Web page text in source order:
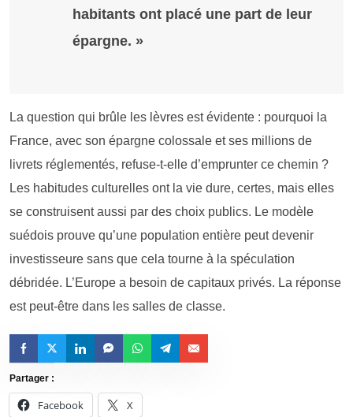
habitants ont placé une part de leur
épargne. »
La question qui brûle les lèvres est évidente : pourquoi la
France, avec son épargne colossale et ses millions de
livrets réglementés, refuse-t-elle d’emprunter ce chemin ?
Les habitudes culturelles ont la vie dure, certes, mais elles
se construisent aussi par des choix publics. Le modèle
suédois prouve qu’une population entière peut devenir
investisseure sans que cela tourne à la spéculation
débridée. L’Europe a besoin de capitaux privés. La réponse
est peut-être dans les salles de classe.
Partager :
Facebook X